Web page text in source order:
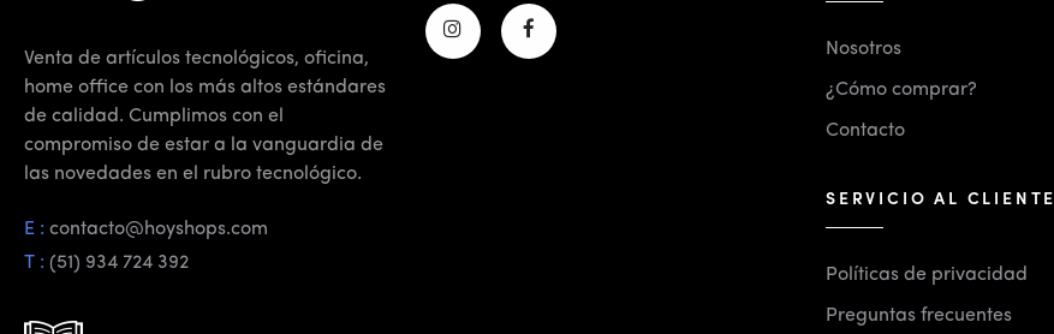
Venta de artículos tecnológicos, oficina,
home office con los más altos estándares
de calidad. Cumplimos con el
compromiso de estar a la vanguardia de
las novedades en el rubro tecnológico.
E : contacto@hoyshops.com
T : (51) 934 724 392
Nosotros
¿Cómo comprar?
Contacto
SERVICIO AL CLIENTE
Políticas de privacidad
Preguntas frecuentes